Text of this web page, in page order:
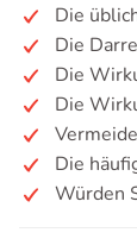
Die
Die
Die
Die
Die
Würden